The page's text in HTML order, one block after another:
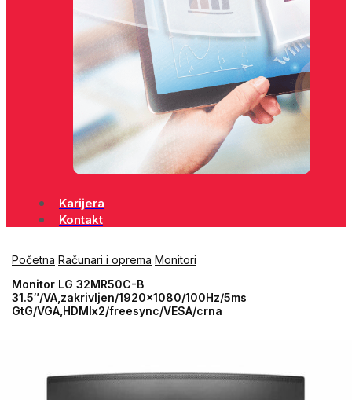
Karijera
Kontakt
Početna Računari i oprema Monitori
Monitor LG 32MR50C-B
31.5″/VA,zakrivljen/1920×1080/100Hz/5ms
GtG/VGA,HDMIx2/freesync/VESA/crna